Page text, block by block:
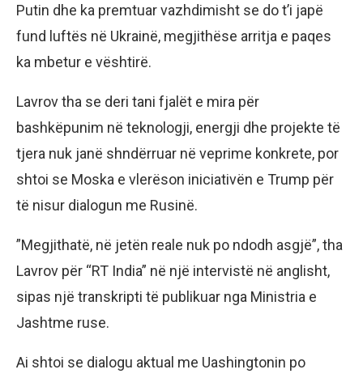
Putin dhe ka premtuar vazhdimisht se do t’i japë
fund luftës në Ukrainë, megjithëse arritja e paqes
ka mbetur e vështirë.
Lavrov tha se deri tani fjalët e mira për
bashkëpunim në teknologji, energji dhe projekte të
tjera nuk janë shndërruar në veprime konkrete, por
shtoi se Moska e vlerëson iniciativën e Trump për
të nisur dialogun me Rusinë.
”Megjithatë, në jetën reale nuk po ndodh asgjë”, tha
Lavrov për “RT India” në një intervistë në anglisht,
sipas një transkripti të publikuar nga Ministria e
Jashtme ruse.
Ai shtoi se dialogu aktual me Uashingtonin po